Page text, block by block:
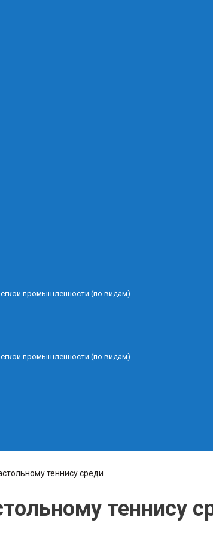
промышленности (по видам)
промышленности (по видам)
теннису среди
теннису